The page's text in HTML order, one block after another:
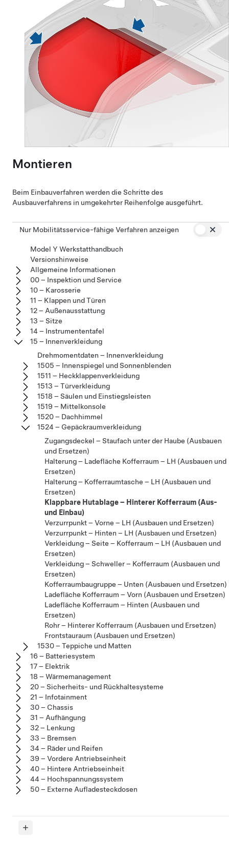
Montieren
Beim Einbauverfahren werden die Schritte des
Ausbauverfahrens in umgekehrter Reihenfolge ausgeführt.
Nur Mobilitätsservice-fähige Verfahren anzeigen
Model Y Werkstatthandbuch
Versionshinweise
Allgemeine Informationen
00 – Inspektion und Service
10 – Karosserie
11 – Klappen und Türen
12 – Außenausstattung
13 – Sitze
14 – Instrumententafel
15 – Innenverkleidung
Drehmomentdaten – Innenverkleidung
1505 – Innenspiegel und Sonnenblenden
1511 – Heckklappenverkleidung
1513 – Türverkleidung
1518 – Säulen und Einstiegsleisten
1519 – Mittelkonsole
1520 – Dachhimmel
1524 – Gepäckraumverkleidung
Zugangsdeckel – Staufach unter der Haube (Ausbauen
und Ersetzen)
Halterung – Ladefläche Kofferraum – LH (Ausbauen und
Ersetzen)
Halterung – Kofferraumtasche – LH (Ausbauen und
Ersetzen)
Klappbare Hutablage – Hinterer Kofferraum (Aus-
und Einbau)
Verzurrpunkt – Vorne – LH (Ausbauen und Ersetzen)
Verzurrpunkt – Hinten – LH (Ausbauen und Ersetzen)
Verkleidung – Seite – Kofferraum – LH (Ausbauen und
Ersetzen)
Verkleidung – Schweller – Kofferraum (Ausbauen und
Ersetzen)
Kofferraumbaugruppe – Unten (Ausbauen und Ersetzen)
Ladefläche Kofferraum – Vorn (Ausbauen und Ersetzen)
Ladefläche Kofferraum – Hinten (Ausbauen und
Ersetzen)
Rohr – Hinterer Kofferraum (Ausbauen und Ersetzen)
Frontstauraum (Ausbauen und Ersetzen)
1530 – Teppiche und Matten
16 – Batteriesystem
17 – Elektrik
18 – Wärmemanagement
20 – Sicherheits- und Rückhaltesysteme
21 – Infotainment
30 – Chassis
31 – Aufhängung
32 – Lenkung
33 – Bremsen
34 – Räder und Reifen
39 – Vordere Antriebseinheit
40 – Hintere Antriebseinheit
44 – Hochspannungssystem
50 – Externe Aufladesteckdosen